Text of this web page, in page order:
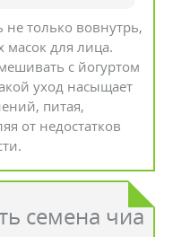
только вовнутрь,
для лица.
с йогуртом
уход насыщает
питая,
от недостатков
семена чиа